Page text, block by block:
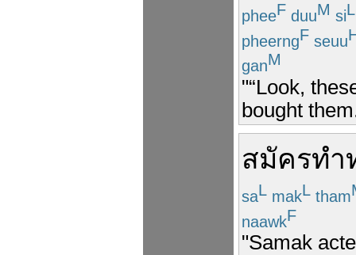
pheeF duuM siL
pheerngF seuu
ganM
"“Look,
bought
สมัครทำ
saL makL tham
naawkF
"Samak